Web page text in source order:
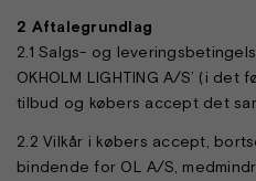
2 Aftalegrundlag
2.1 Salgs- og
OKHOLM LIGHTING A/S’ (i
tilbud og købers accept det
2.2 Vilkår i købers accept,
bindende for OL A/S,